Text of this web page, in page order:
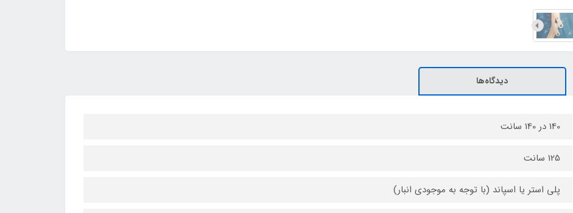
دیدگاه‌ها
140 در 140 سانت
125 سانت
پلی استر یا اسپاند (با توجه به موجودی انبار)